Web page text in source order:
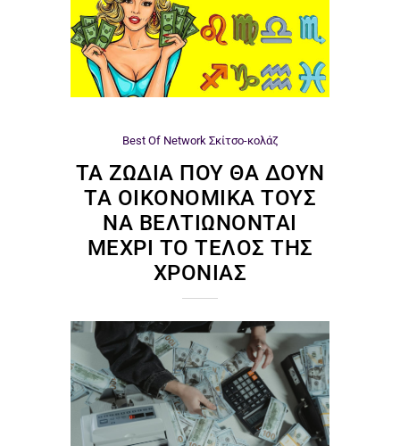
Best Of Network Σκίτσο-κολάζ
ΤΑ ΖΏΔΙΑ ΠΟΥ ΘΑ ΔΟΥΝ
ΤΑ ΟΙΚΟΝΟΜΙΚΆ ΤΟΥΣ
ΝΑ ΒΕΛΤΙΏΝΟΝΤΑΙ
ΜΈΧΡΙ ΤΟ ΤΈΛΟΣ ΤΗΣ
ΧΡΟΝΙΆΣ